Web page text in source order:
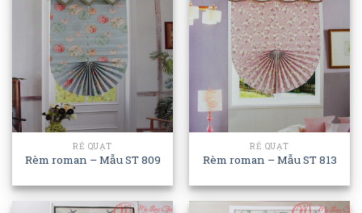
RẺ QUẠT
Rèm roman – Mẫu ST 809
RẺ QUẠT
Rèm roman – Mẫu ST 813